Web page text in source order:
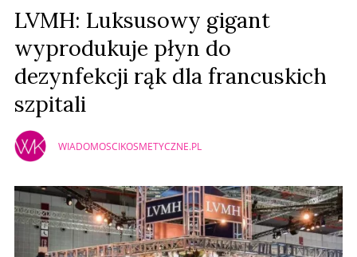
LVMH: Luksusowy gigant
wyprodukuje płyn do
dezynfekcji rąk dla francuskich
szpitali
WIADOMOSCIKOSMETYCZNE.PL